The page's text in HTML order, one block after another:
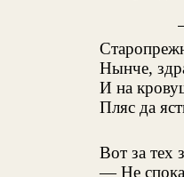
Нынче,
И на
Пляс да
Вот за тех
— Не